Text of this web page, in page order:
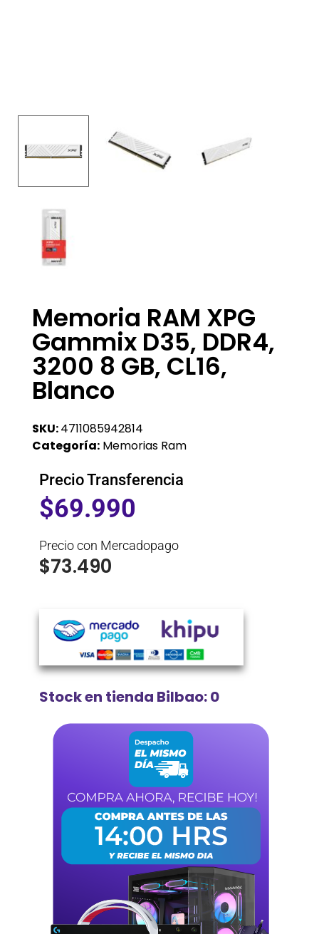
Memoria RAM XPG
Gammix D35, DDR4,
3200 8 GB, CL16,
Blanco
SKU:4711085942814
Categoría: Memorias Ram
Precio Transferencia
$69.990
Precio con Mercadopago
$73.490
Stock en tienda Bilbao: 0